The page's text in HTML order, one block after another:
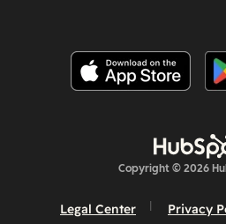
Copyright © 2026
Legal Center Privacy